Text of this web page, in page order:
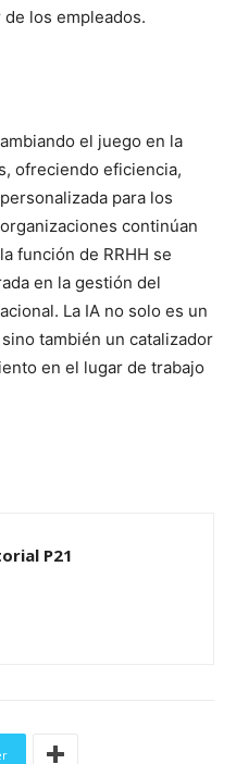
los empleados.
el juego en la
ofreciendo eficiencia,
para los
continúan
función de RRHH se
en la gestión del
La IA no solo es un
también un catalizador
en el lugar de trabajo
P21